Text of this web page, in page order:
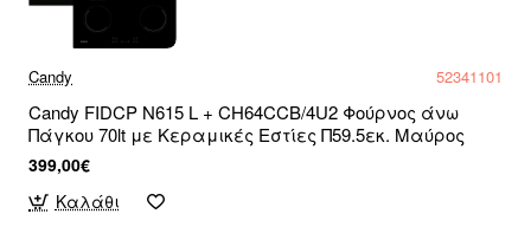
Candy 52341101
Candy FIDCP N615 L + CH64CCB/4U2 Φούρνος άνω
Πάγκου 70lt με Κεραμικές Εστίες Π59.5εκ. Μαύρος
399,00€
Καλάθι